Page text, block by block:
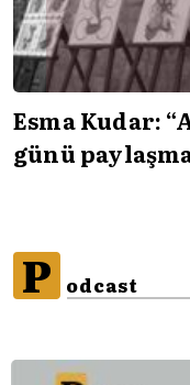
Esma Kudar:
günü
P odcast